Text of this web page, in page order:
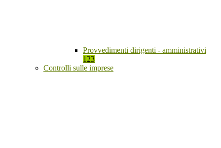
Provvedimenti dirigenti - amministrativi
123
Controlli sulle imprese